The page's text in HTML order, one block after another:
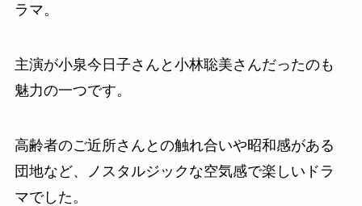
ラマ。
主演が小泉今日子さんと小林聡美さんだったのも
魅力の一つです。
高齢者のご近所さんとの触れ合いや昭和感がある
団地など、ノスタルジックな空気感で楽しいドラ
マでした。